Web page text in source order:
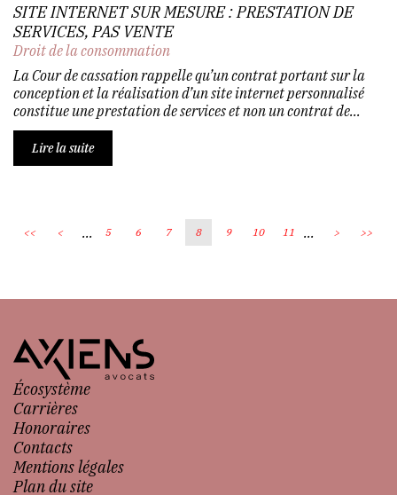
SITE INTERNET SUR MESURE : PRESTATION DE
SERVICES, PAS VENTE
Droit de la consommation
La Cour de cassation rappelle qu’un contrat portant sur la
conception et la réalisation d’un site internet personnalisé
constitue une prestation de services et non un contrat de...
Lire la suite
<< < ... 5 6 7 8 9 10 11 ... > >>
Écosystème
Carrières
Honoraires
Contacts
Mentions légales
Plan du site